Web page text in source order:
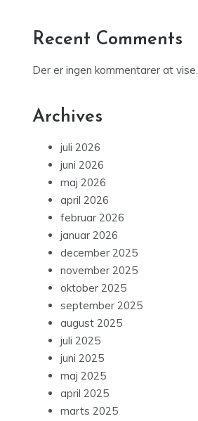
Recent Comments
Der er ingen kommentarer at vise.
Archives
juli 2026
juni 2026
maj 2026
april 2026
februar 2026
januar 2026
december 2025
november 2025
oktober 2025
september 2025
august 2025
juli 2025
juni 2025
maj 2025
april 2025
marts 2025